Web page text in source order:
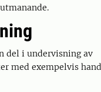
del i undervisning av
med exempelvis